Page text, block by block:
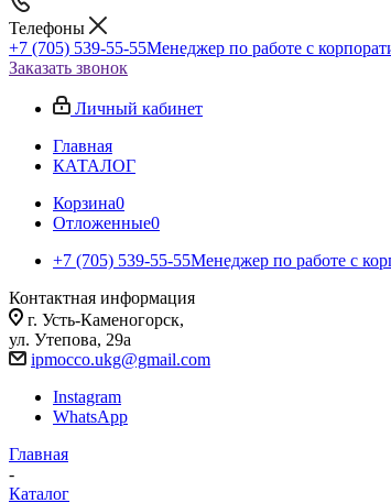
Телефоны
+7 (705) 539-55-55Менеджер по работе с
Заказать звонок
Личный кабинет
Главная
КАТАЛОГ
Корзина0
Отложенные0
+7 (705) 539-55-55Менеджер по работе с
Контактная информация
г. Усть-Каменогорск,
ул. Утепова, 29а
ipmocco.ukg@gmail.com
Instagram
WhatsApp
Главная
-
Каталог